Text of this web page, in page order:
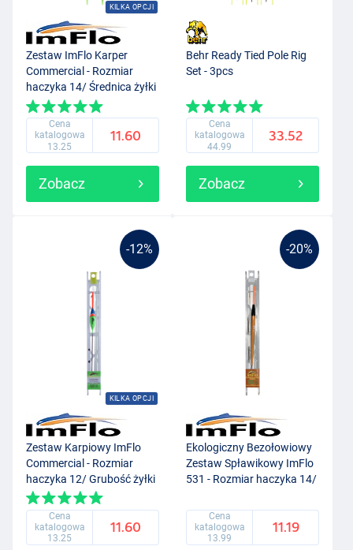
KILKA OPCJI
Zestaw ImFlo Karper
Commercial - Rozmiar
haczyka 14/ Średnica żyłki
0.18mm
Cena
katalogowa
13.25
11.60
Zobacz
Behr Ready Tied Pole Rig
Set - 3pcs
Cena
katalogowa
44.99
33.52
Zobacz
-12%
KILKA OPCJI
Zestaw Karpiowy ImFlo
Commercial - Rozmiar
haczyka 12/ Grubość żyłki
0.18mm
Cena
katalogowa
13.25
11.60
-20%
Ekologiczny Bezołowiowy
Zestaw Spławikowy ImFlo
531 - Rozmiar haczyka 14/
(1.0g)Cena
katalogowa
13.99
11.19